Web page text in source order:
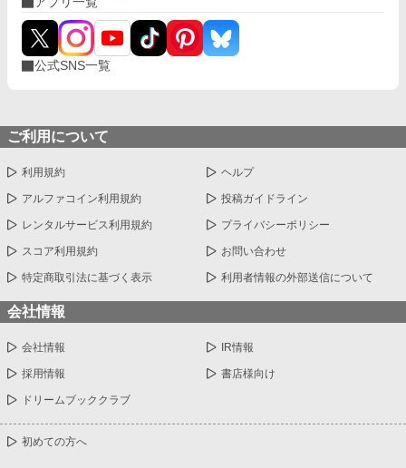
公式SNS一覧
ご利用について
利用規約 ヘルプ
アルファコイン利用規約 投稿ガイドライン
レンタルサービス利用規約 プライバシーポリシー
スコア利用規約 お問い合わせ
特定商取引法に基づく表示 利用者情報の外部送信について
会社情報
会社情報 IR情報
採用情報 書店様向け
ドリームブッククラブ
初めての方へ